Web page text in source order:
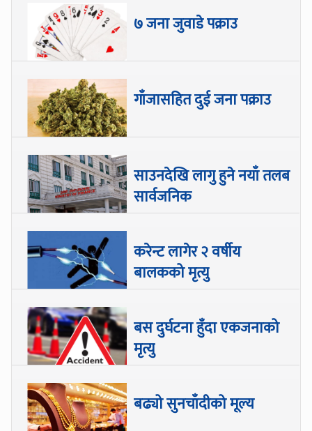
७ जना जुवाडे पक्राउ
गाँजासहित दुई जना पक्राउ
साउनदेखि लागु हुने नयाँ तलब
सार्वजनिक
करेन्ट लागेर २ वर्षीय
बालकको मृत्यु
बस दुर्घटना हुँदा एकजनाको
मृत्यु
बढ्यो सुनचाँदीको मूल्य